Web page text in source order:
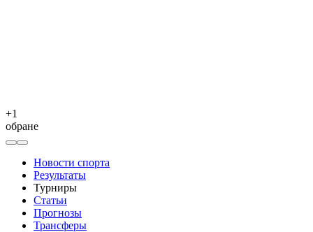
+1
обране
Новости спорта
Результаты
Турниры
Статьи
Прогнозы
Трансферы